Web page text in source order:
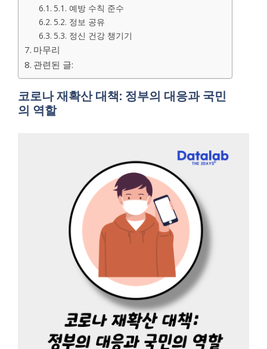
5.1. 예방 수칙 준수
5.2. 정보 공유
5.3. 정신 건강 챙기기
마무리
관련된 글:
코로나 재확산 대책: 정부의 대응과 국민
의 역할